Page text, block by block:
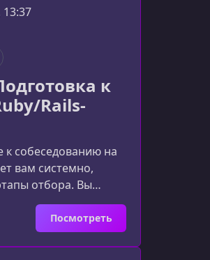
юнит-тестов
в
13:37
к
Rails-
к собеседованию на
вам системно,
отбора. Вы
какие
ответы, которые
технологий и
Посмотреть